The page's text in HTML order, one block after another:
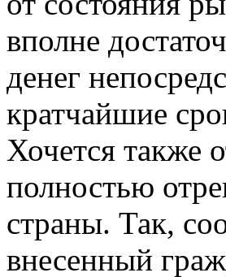
вполне
денег
кратчайшие
Хочется также
полностью
страны. Так,
внесенный